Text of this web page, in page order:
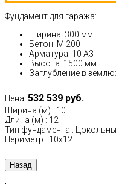
Фундамент для гаража:
Ширина: 300 мм
Бетон: М 200
Арматура: 10 А3
Высота: 1500 мм
Заглубление в
Цена: 532 539 руб.
Ширина (м) : 10
Длина (м) : 12
Тип фундамента :
Периметр : 10х12